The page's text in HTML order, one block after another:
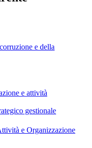
e della
e attività
gestionale
e Organizzazione